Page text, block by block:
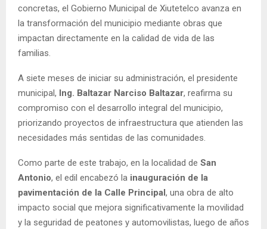
concretas, el Gobierno Municipal de Xiutetelco avanza en
la transformación del municipio mediante obras que
impactan directamente en la calidad de vida de las
familias.
A siete meses de iniciar su administración, el presidente
municipal, Ing. Baltazar Narciso Baltazar, reafirma su
compromiso con el desarrollo integral del municipio,
priorizando proyectos de infraestructura que atienden las
necesidades más sentidas de las comunidades.
Como parte de este trabajo, en la localidad de San
Antonio, el edil encabezó la inauguración de la
pavimentación de la Calle Principal, una obra de alto
impacto social que mejora significativamente la movilidad
y la seguridad de peatones y automovilistas, luego de años